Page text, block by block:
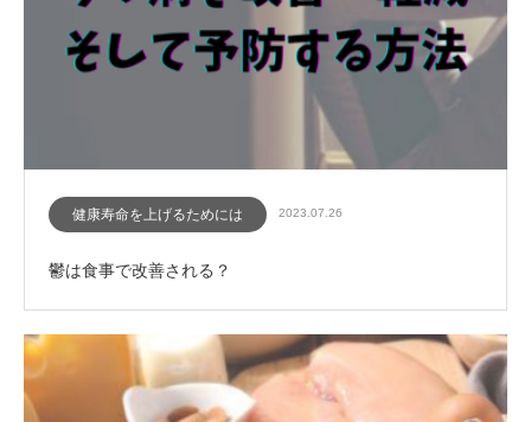
健康寿命を上げるためには 2023.07.26
鬱は食事で改善される？